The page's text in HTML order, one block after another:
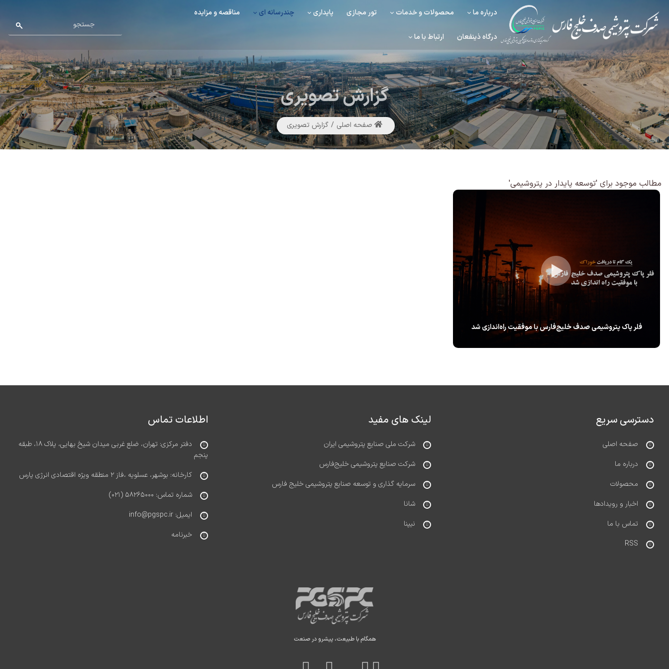
درباره ما محصولات و خدمات تور مجازی پایداری چندرسانه ای مناقصه و مزایده
درگاه ذینفعان ارتباط با ما
گزارشتصویری
صفحه اصلی گزارش تصویری
مطالب موجود برای 'توسعه پایدار در پتروشیمی'
فلر پاک پتروشیمی صدف خلیج‌فارس با موفقیت راه‌اندازی شد
دسترسی سریع
صفحه اصلی
درباره ما
محصولات
اخبار و رویدادها
تماس با ما
RSS
لینک های مفید
شرکت ملی صنایع پتروشیمی ایران
شرکت صنایع پتروشیمی خلیج‌فارس
سرمایه گذاری و توسعه صنایع پتروشیمی خلیج فارس
شانا
نیپنا
اطلاعات تماس
دفتر مرکزی: تهران، ضلع غربی میدان شیخ بهایی، پلاک ۱۸، طبقه
پنجم
کارخانه: بوشهر، عسلویه ،فاز ۲ منطقه ویژه اقتصادی انرژی پارس
شماره تماس: ۵۸۲۶۵۰۰۰ (۰۲۱)
ایمیل: info@pgspc.ir
خبرنامه
همگام با طبیعت، پیشرو در صنعت